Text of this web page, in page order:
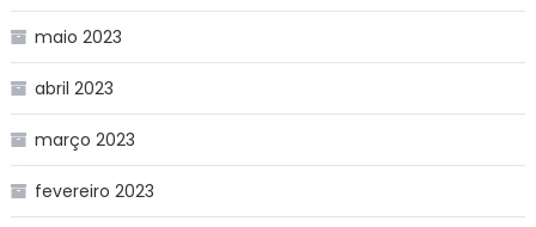
maio 2023
abril 2023
março 2023
fevereiro 2023